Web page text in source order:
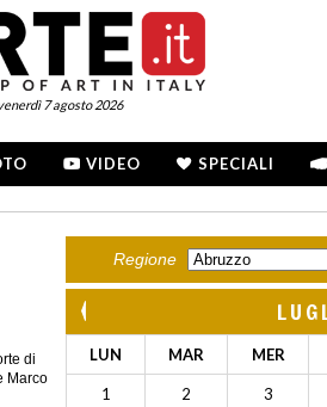
7 agosto 2026
VIDEO SPECIALI
di
Marco
Regione
LUN MAR MER
1 2 3